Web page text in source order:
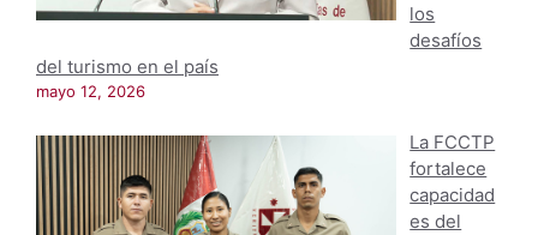
los
desafíos
del turismo en el país
mayo 12, 2026
La FCCTP
fortalece
capacidad
es del